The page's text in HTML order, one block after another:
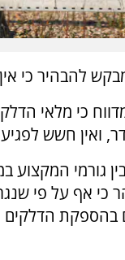
להבהיר כי
כי מלאי
ואין חשש
גורמי המקצוע
כי אף על פי
בהספקת